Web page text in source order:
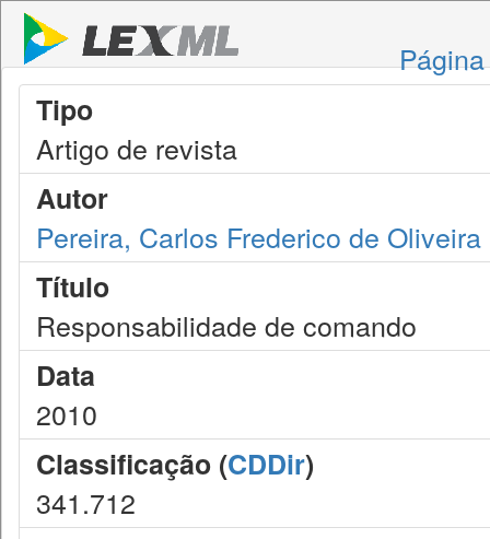
Tipo
Artigo de revista
Autor
Pereira, Carlos Frederico de Oliveira
Título
Responsabilidade de comando
Data
2010
Classificação (CDDir)
341.712